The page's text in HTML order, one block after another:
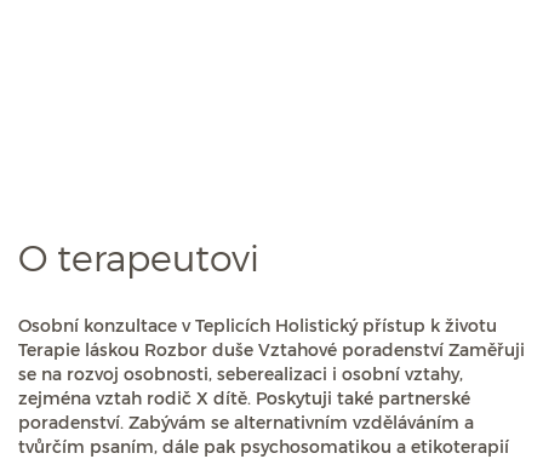
O terapeutovi
Osobní konzultace v Teplicích Holistický přístup k životu
Terapie láskou Rozbor duše Vztahové poradenství Zaměřuji
se na rozvoj osobnosti, seberealizaci i osobní vztahy,
zejména vztah rodič X dítě. Poskytuji také partnerské
poradenství. Zabývám se alternativním vzděláváním a
tvůrčím psaním, dále pak psychosomatikou a etikoterapií